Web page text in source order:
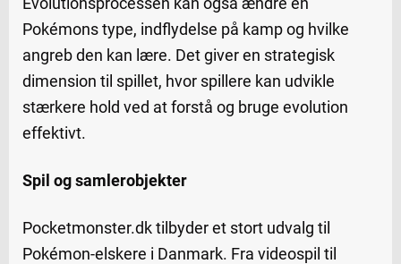
Pokémons type, indflydelse på kamp og hvilke
angreb den kan lære. Det giver en strategisk
dimension til spillet, hvor spillere kan udvikle
stærkere hold ved at forstå og bruge evolution
effektivt.
Spil og samlerobjekter
Pocketmonster.dk tilbyder et stort udvalg til
Pokémon-elskere i Danmark. Fra videospil til